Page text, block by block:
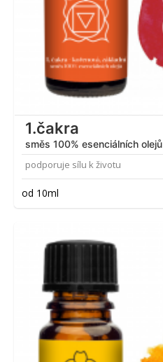
1.čakra
směs 100% esenciálních olejů
podporuje sílu k životu
od 10ml